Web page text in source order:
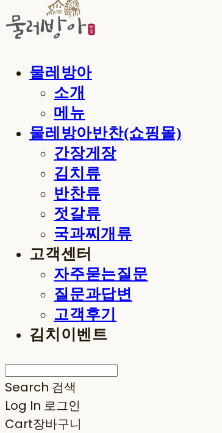
물레방아
소개
메뉴
물레방아반찬(쇼핑몰)
간장게장
김치류
반찬류
젓갈류
국과찌개류
고객센터
자주묻는질문
질문과답변
고객후기
김치이벤트
Search 검색
Log In 로그인
Cart장바구니